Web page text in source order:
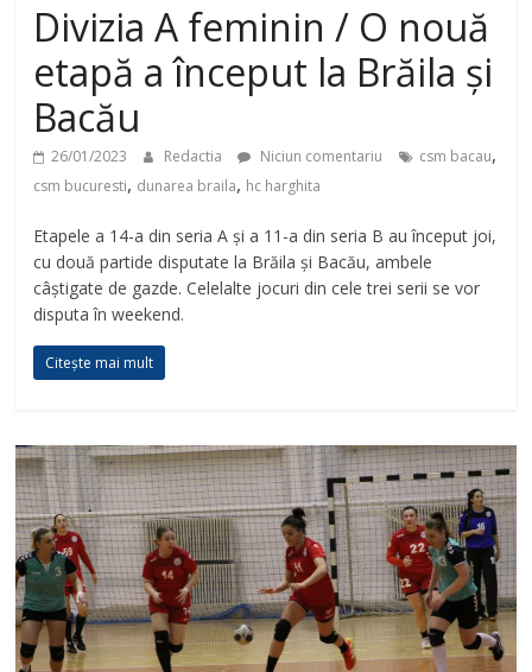
Divizia A feminin / O nouă
etapă a început la Brăila și
Bacău
26/01/2023 Redactia Niciun comentariu csm bacau,
csm bucuresti, dunarea braila, hc harghita
Etapele a 14-a din seria A și a 11-a din seria B au început joi,
cu două partide disputate la Brăila și Bacău, ambele
câștigate de gazde. Celelalte jocuri din cele trei serii se vor
disputa în weekend.
Citește mai mult